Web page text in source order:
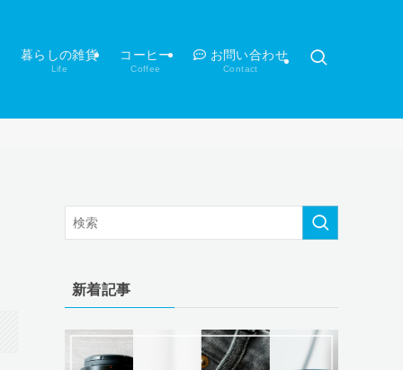
暮らしの雑貨
Life
コーヒー
Coffee
お問い合わせ
Contact
新着記事